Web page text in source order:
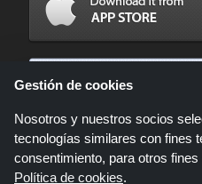
Gestión de cookies
Nosotros y nuestros socios
tecnologías similares con fines
consentimiento, para otros
Política de cookies.